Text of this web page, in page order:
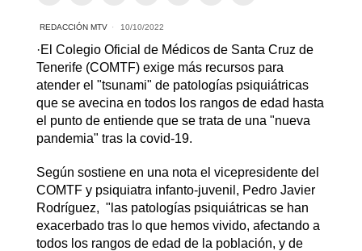
REDACCIÓN MTV 10/10/2022
·El Colegio Oficial de Médicos de Santa Cruz de
Tenerife (COMTF) exige más recursos para
atender el "tsunami" de patologías psiquiátricas
que se avecina en todos los rangos de edad hasta
el punto de entiende que se trata de una "nueva
pandemia" tras la covid-19.
Según sostiene en una nota el vicepresidente del
COMTF y psiquiatra infanto-juvenil, Pedro Javier
Rodríguez, "las patologías psiquiátricas se han
exacerbado tras lo que hemos vivido, afectando a
todos los rangos de edad de la población, y de